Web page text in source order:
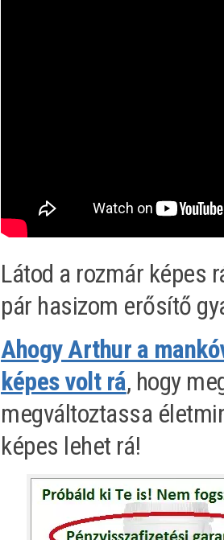
Látod a rozmár képes
pár hasizom erősítő
Ahogy Arthur a
képes volt rá, hogy
megváltoztassa
képes lehet rá!